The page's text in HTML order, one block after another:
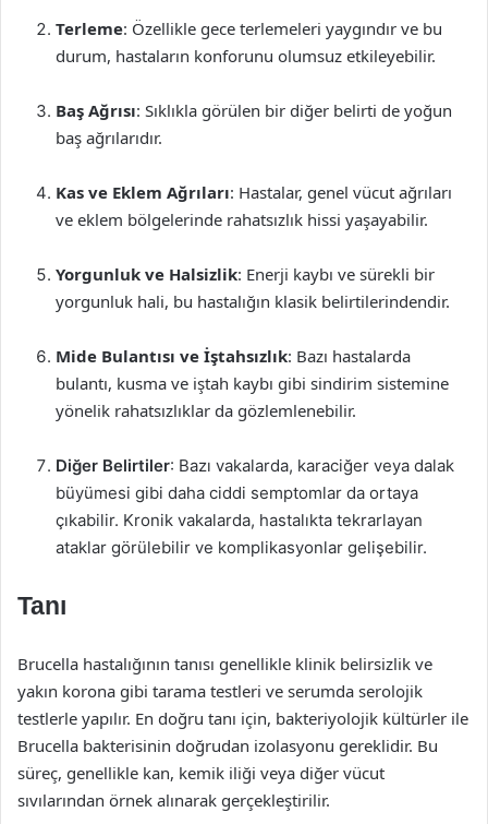
Terleme: Özellikle gece terlemeleri yaygındır ve bu
durum, hastaların konforunu olumsuz etkileyebilir.
Baş Ağrısı: Sıklıkla görülen bir diğer belirti de yoğun
baş ağrılarıdır.
Kas ve Eklem Ağrıları: Hastalar, genel vücut ağrıları
ve eklem bölgelerinde rahatsızlık hissi yaşayabilir.
Yorgunluk ve Halsizlik: Enerji kaybı ve sürekli bir
yorgunluk hali, bu hastalığın klasik belirtilerindendir.
Mide Bulantısı ve İştahsızlık: Bazı hastalarda
bulantı, kusma ve iştah kaybı gibi sindirim sistemine
yönelik rahatsızlıklar da gözlemlenebilir.
Diğer Belirtiler: Bazı vakalarda, karaciğer veya dalak
büyümesi gibi daha ciddi semptomlar da ortaya
çıkabilir. Kronik vakalarda, hastalıkta tekrarlayan
ataklar görülebilir ve komplikasyonlar gelişebilir.
Tanı
Brucella hastalığının tanısı genellikle klinik belirsizlik ve
yakın korona gibi tarama testleri ve serumda serolojik
testlerle yapılır. En doğru tanı için, bakteriyolojik kültürler ile
Brucella bakterisinin doğrudan izolasyonu gereklidir. Bu
süreç, genellikle kan, kemik iliği veya diğer vücut
sıvılarından örnek alınarak gerçekleştirilir.